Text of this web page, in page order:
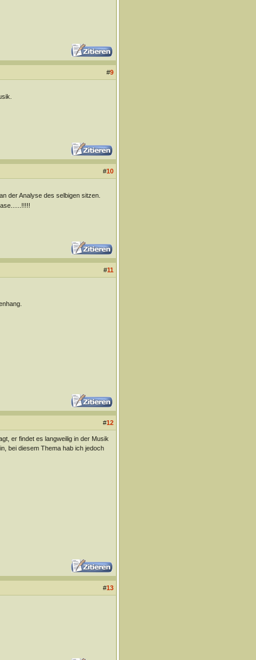
#9
#10
der Analyse des selbigen sitzen.
#11
#12
er findet es langweilig in der Musik
bei diesem Thema hab ich jedoch
#13